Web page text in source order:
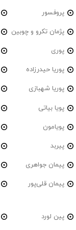
پروفسور
پژمان تکرو و چوبین
پوری
پوریا حیدرزاده
پوریا شهبازی
پویا بیاتی
پویامون
پیربد
پیمان جواهری
پیمان قلی‌پور
پین لورد